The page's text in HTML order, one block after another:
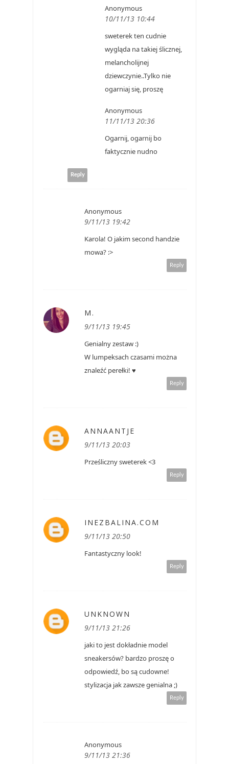
Anonymous
10/11/13 10:44
sweterek ten cudnie
wygląda na takiej ślicznej,
melancholijnej
dziewczynie..Tylko nie
ogarniaj się, proszę
Anonymous
11/11/13 20:36
Ogarnij, ogarnij bo
faktycznie nudno
Reply
Anonymous
9/11/13 19:42
Karola! O jakim second handzie
mowa? :>
Reply
M.
9/11/13 19:45
Genialny zestaw :)
W lumpeksach czasami można
znaleźć perełki! ♥
Reply
ANNAANTJE
9/11/13 20:03
Prześliczny sweterek <3
Reply
INEZBALINA.COM
9/11/13 20:50
Fantastyczny look!
Reply
UNKNOWN
9/11/13 21:26
jaki to jest dokładnie model
sneakersów? bardzo proszę o
odpowiedź, bo są cudowne!
stylizacja jak zawsze genialna ;)
Reply
Anonymous
9/11/13 21:36